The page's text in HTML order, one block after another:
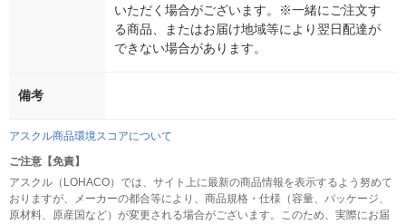
いただく場合がございます。※一緒にご注文す
る商品、またはお届け地域等により翌日配達が
できない場合があります。
備考
アスクル商品環境スコアについて
ご注意【免責】
アスクル（LOHACO）では、サイト上に最新の商品情報を表示するよう努めて
おりますが、メーカーの都合等により、商品規格・仕様（容量、パッケージ、
原材料、原産国など）が変更される場合がございます。このため、実際にお届